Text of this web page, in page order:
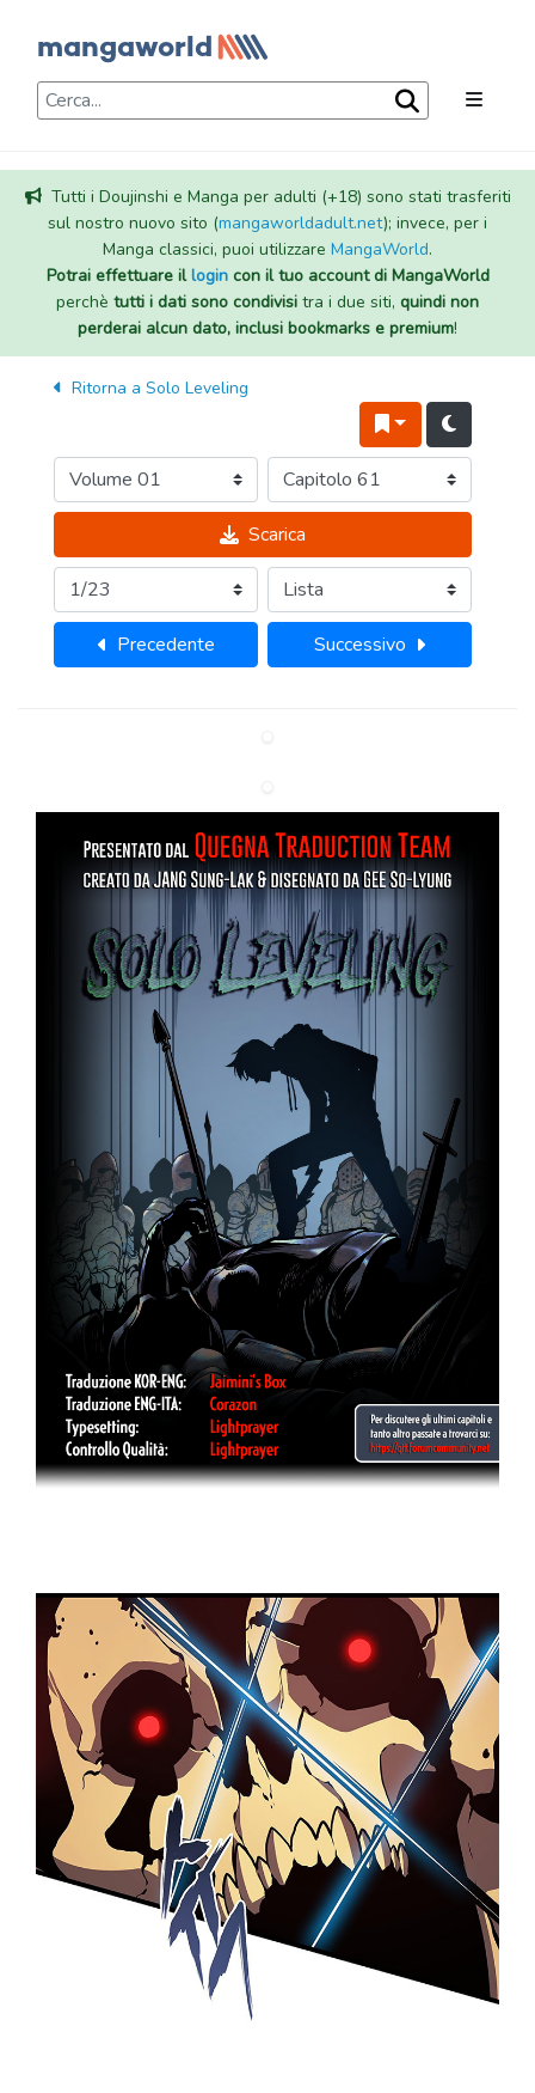
Tutti i Doujinshi e Manga per adulti (+18) sono stati trasferiti
sul nostro nuovo sito (mangaworldadult.net); invece, per i
Manga classici, puoi utilizzare MangaWorld.
Potrai effettuare illogincon il tuo account di MangaWorld
perchè tutti i dati sono condivisi tra i due siti, quindi non
perderai alcun dato, inclusi bookmarks e premium!
Ritorna a Solo Leveling
Scarica
Precedente Successivo